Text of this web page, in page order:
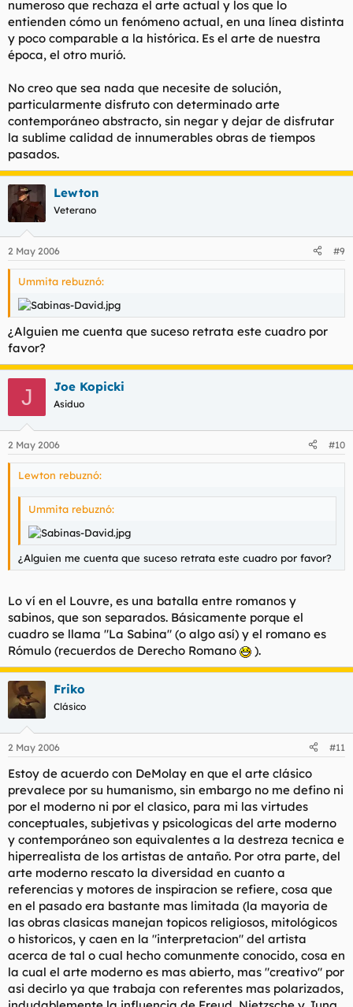
numeroso que rechaza el arte actual y los que lo
entienden cómo un fenómeno actual, en una línea distinta
y poco comparable a la histórica. Es el arte de nuestra
época, el otro murió.
No creo que sea nada que necesite de solución,
particularmente disfruto con determinado arte
contemporáneo abstracto, sin negar y dejar de disfrutar
la sublime calidad de innumerables obras de tiempos
pasados.
Lewton
Veterano
2 May 2006 #9
Ummita rebuznó:
¿Alguien me cuenta que suceso retrata este cuadro por
favor?
J Joe Kopicki
Asiduo
2 May 2006 #10
Lewton rebuznó:
Ummita rebuznó:
¿Alguien me cuenta que suceso retrata este cuadro por favor?
Lo ví en el Louvre, es una batalla entre romanos y
sabinos, que son separados. Básicamente porque el
cuadro se llama "La Sabina" (o algo así) y el romano es
Rómulo (recuerdos de Derecho Romano
).
Friko
Clásico
2 May 2006 #11
Estoy de acuerdo con DeMolay en que el arte clásico
prevalece por su humanismo, sin embargo no me defino ni
por el moderno ni por el clasico, para mi las virtudes
conceptuales, subjetivas y psicologicas del arte moderno
y contemporáneo son equivalentes a la destreza tecnica e
hiperrealista de los artistas de antaño. Por otra parte, del
arte moderno rescato la diversidad en cuanto a
referencias y motores de inspiracion se refiere, cosa que
en el pasado era bastante mas limitada (la mayoria de
las obras clasicas manejan topicos religiosos, mitológicos
o historicos, y caen en la "interpretacion" del artista
acerca de tal o cual hecho comunmente conocido, cosa en
la cual el arte moderno es mas abierto, mas "creativo" por
asi decirlo ya que trabaja con referentes mas polarizados,